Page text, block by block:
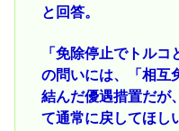
と回答。
「免除停止でトル
の問いには、「相互
結んだ優遇措置だが
て通常に戻してほし